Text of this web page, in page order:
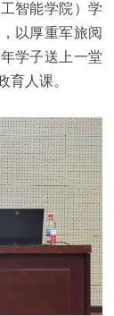
智能学院）学
以厚重军旅阅
学子送上一堂
育人课。